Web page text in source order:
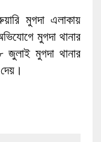
মুগদা এলাকায়
মুগদা থানার
মুগদা থানার